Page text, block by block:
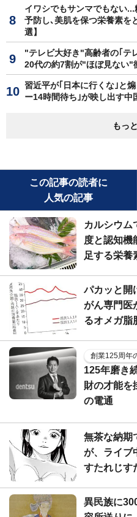
イワシでもサンマでもない
予防し､美肌を保つ栄養素を
選】
"テレビ大好き"高齢者の｢テ
20代の約7割が"ほぼ見ない"
習近平が｢日本に行くな｣と
ー14時間待ち｣が映し出す中
もっ
この記事の読者に
人気の記事
カルシウム
度と認知機
足する栄養
パカッと開
がん専門医
るオメガ脂
創業125周年
125年磨き
財の才能を
の電通
無茶な納期
が、ライ
すたれじす
異民族に